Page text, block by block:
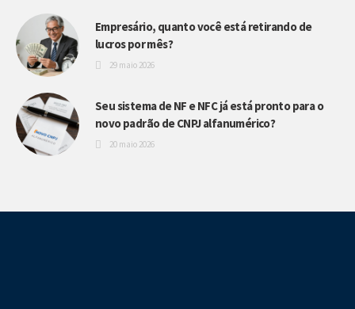
Empresário, quanto você está retirando de
lucros por mês?
29 maio 2026
Seu sistema de NF e NFC já está pronto para o
novo padrão de CNPJ alfanumérico?
20 maio 2026